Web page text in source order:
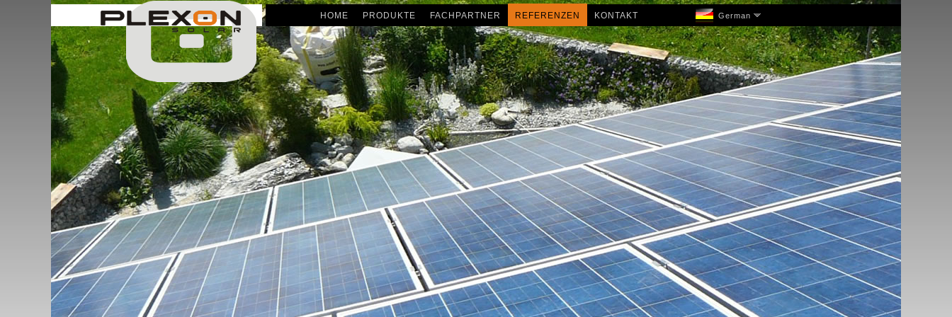
HOME PRODUKTE FACHPARTNER REFERENZEN KONTAKT German